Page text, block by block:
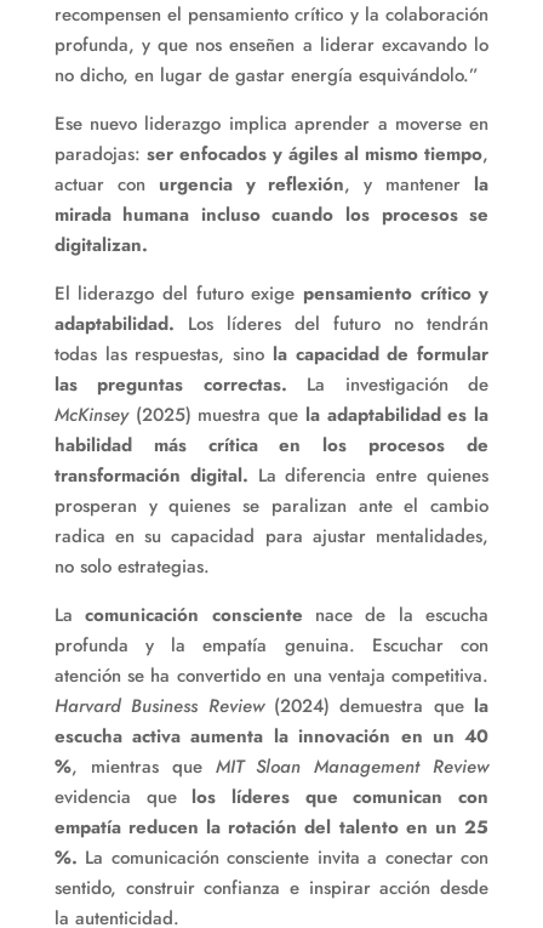
recompensen el pensamiento crítico y la colaboración
profunda, y que nos enseñen a liderar excavando lo
no dicho, en lugar de gastar energía esquivándolo.”
Ese nuevo liderazgo implica aprender a moverse en
paradojas: ser enfocados y ágiles al mismo tiempo,
actuar con urgencia y reflexión, y mantener la
mirada humana incluso cuando los procesos se
digitalizan.
El liderazgo del futuro exige pensamiento crítico y
adaptabilidad. Los líderes del futuro no tendrán
todas las respuestas, sino la capacidad de formular
las preguntas correctas. La investigación de
McKinsey(2025) muestra que la adaptabilidad es la
habilidad más crítica en los procesos de
transformación digital. La diferencia entre quienes
prosperan y quienes se paralizan ante el cambio
radica en su capacidad para ajustar mentalidades,
no solo estrategias.
Lacomunicación consciente nace de la escucha
profunda y la empatía genuina. Escuchar con
atención se ha convertido en una ventaja competitiva.
Harvard Business Review(2024) demuestra que la
escucha activa aumenta la innovación en un 40
%, mientras que MIT Sloan Management Review
evidencia que los líderes que comunican con
empatía reducen la rotación del talento en un 25
%. La comunicación consciente invita a conectar con
sentido, construir confianza e inspirar acción desde
la autenticidad.